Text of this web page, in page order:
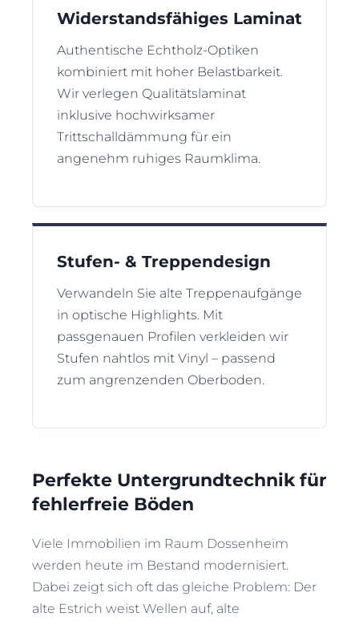
Widerstandsfähiges Laminat
Authentische Echtholz-Optiken
kombiniert mit hoher Belastbarkeit.
Wir verlegen Qualitätslaminat
inklusive hochwirksamer
Trittschalldämmung für ein
angenehm ruhiges Raumklima.
Stufen- & Treppendesign
Verwandeln Sie alte Treppenaufgänge
in optische Highlights. Mit
passgenauen Profilen verkleiden wir
Stufen nahtlos mit Vinyl – passend
zum angrenzenden Oberboden.
Perfekte Untergrundtechnik für
fehlerfreie Böden
Viele Immobilien im Raum Dossenheim
werden heute im Bestand modernisiert.
Dabei zeigt sich oft das gleiche Problem: Der
alte Estrich weist Wellen auf, alte